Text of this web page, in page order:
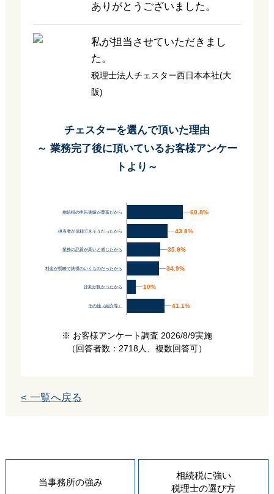
ありがとうございました。
私が担当させていただきまし
た。
税理士法人チェスター西日本本社(大
阪)
チェスターを選んで頂いた理由
～ 業務完了後に頂いているお客様アンケー
トより～
相続税の申告実績が豊富だから
担当者が信頼できそうだったから
業務の品質が高いと感じたから
料金が明瞭で納得のいくものだったから
評判が良かったから
その他（紹介等）
60.8%
60.8%
43.8%
43.8%
35.9%
35.9%
34.9%
34.9%
10%
10%
41.1%
41.1%
※ お客様アンケート調査 2026/8/9実施
（回答者数：2718人、複数回答可）
< 一覧へ戻る
当事務所の強み
相続税に強い
税理士の選び方